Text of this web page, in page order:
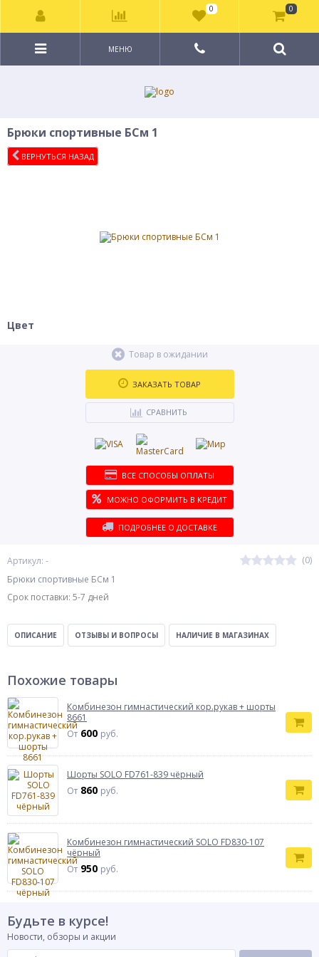
МЕНЮ
Брюки спортивные БСм 1
ВЕРНУТЬСЯ НАЗАД
Артикул: -
(0)
Брюки спортивные БСм 1
Срок поставки: 5-7 дней
Цвет
Товар в ожидании
ЗАКАЗАТЬ ТОВАР
СРАВНИТЬ
ВСЕ СПОСОБЫ ОПЛАТЫ
МОЖНО ОФОРМИТЬ В КРЕДИТ
ПОДРОБНЕЕ О ДОСТАВКЕ
ОПИСАНИЕ ОТЗЫВЫ И ВОПРОСЫ НАЛИЧИЕ В МАГАЗИНАХ
Похожие товары
Комбинезон гимнастический кор.рукав + шорты
8661
От 600 руб.
Шорты SOLO FD761-839 чёрный
От 860 руб.
Комбинезон гимнастический SOLO FD830-107
чёрный
От 950 руб.
Будьте в курсе!
Новости, обзоры и акции
0 0